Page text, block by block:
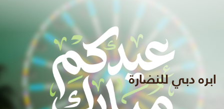
ابره دبي للنضارة